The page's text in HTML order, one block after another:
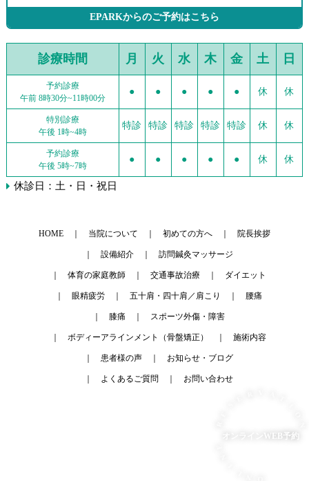
EPARKからのご予約はこちら
診療時間 月 火 水 木 金 土 日
予約診療
午前 8時30分~11時00分
● ● ● ● ● 休 休
特別診療
午後 1時~4時
特診 特診 特診 特診 特診 休 休
予約診療
午後 5時~7時
● ● ● ● ● 休 休
休診日：土・日・祝日
HOME 当院について 初めての方へ 院長挨拶
設備紹介 訪問鍼灸マッサージ
体育の家庭教師 交通事故治療 ダイエット
眼精疲労 五十肩・四十肩／肩こり 腰痛
膝痛 スポーツ外傷・障害
ボディーアラインメント（骨盤矯正） 施術内容
患者様の声 お知らせ・ブログ
よくあるご質問 お問い合わせ
オンラインWEB予約